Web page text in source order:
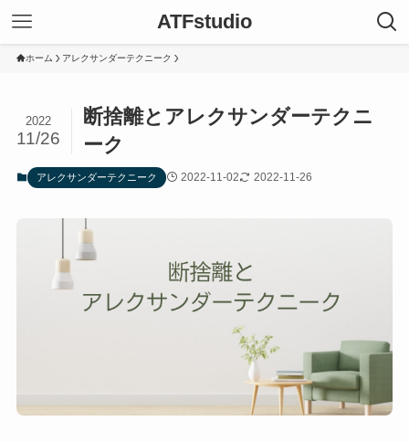
ATFstudio
ホーム アレクサンダーテクニーク
断捨離とアレクサンダーテクニ
ーク
2022
11/26
アレクサンダーテクニーク 2022-11-02 2022-11-26